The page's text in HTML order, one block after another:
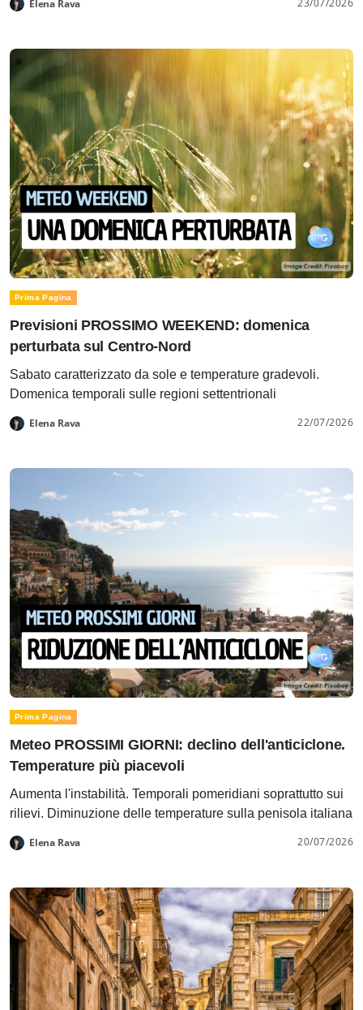
Elena Rava 23/07/2026
Prima Pagina
Previsioni PROSSIMO WEEKEND: domenica
perturbata sul Centro-Nord
Sabato caratterizzato da sole e temperature gradevoli.
Domenica temporali sulle regioni settentrionali
Elena Rava 22/07/2026
Prima Pagina
Meteo PROSSIMI GIORNI: declino dell'anticiclone.
Temperature più piacevoli
Aumenta l'instabilità. Temporali pomeridiani soprattutto sui
rilievi. Diminuzione delle temperature sulla penisola italiana
Elena Rava 20/07/2026